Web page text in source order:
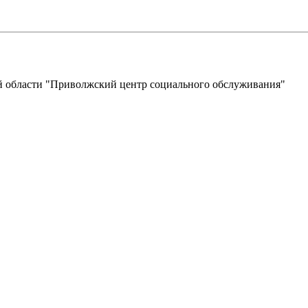
"Приволжский центр социального обслуживания"